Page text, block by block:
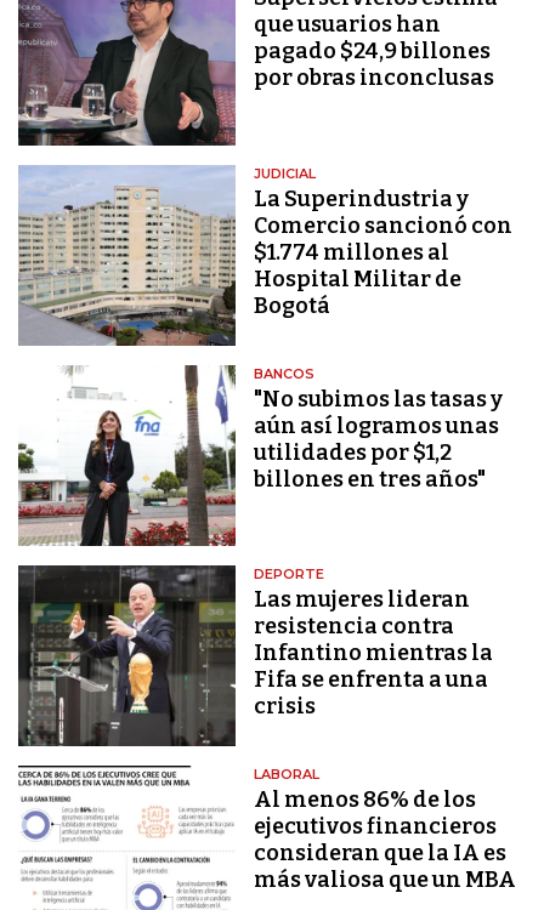
que usuarios han
pagado $24,9 billones
por obras inconclusas
JUDICIAL
La Superindustria y
Comercio sancionó con
$1.774 millones al
Hospital Militar de
Bogotá
BANCOS
"No subimos las tasas y
aún así logramos unas
utilidades por $1,2
billones en tres años"
DEPORTE
Las mujeres lideran
resistencia contra
Infantino mientras la
Fifa se enfrenta a una
crisis
LABORAL
Al menos 86% de los
ejecutivos financieros
consideran que la IA es
más valiosa que un MBA